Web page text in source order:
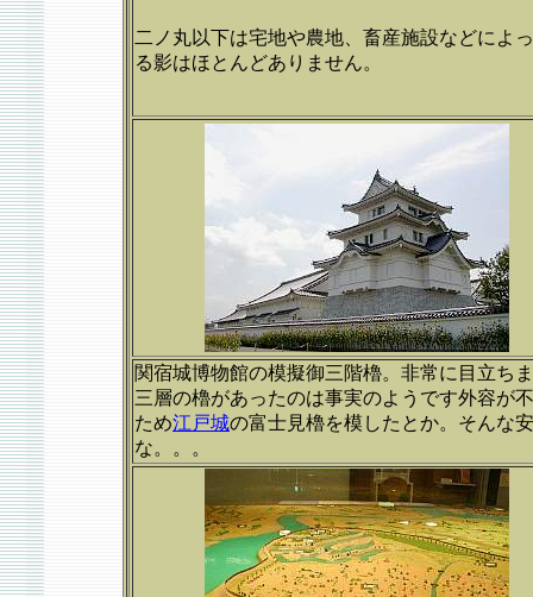
二ノ丸以下は宅地や農地、畜産施設などによ
る影はほとんどありません。
関宿城博物館の模擬御三階櫓。非常に目立ち
三層の櫓があったのは事実のようです外容が
ため江戸城の富士見櫓を模したとか。そんな
な。。。